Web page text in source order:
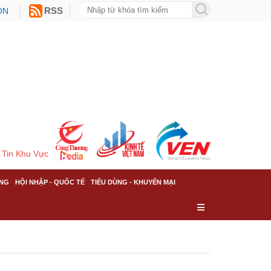
RSS
Tin Khu Vực
HỘI NHẬP - QUỐC TẾ TIÊU DÙNG - KHUYẾN MẠI